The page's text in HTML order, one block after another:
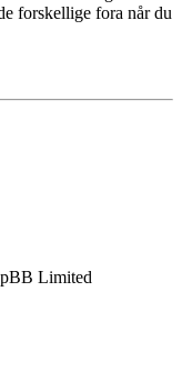
forskellige fora når du
Limited